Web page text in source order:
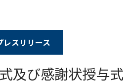
レスリリース
及び感謝状授与式